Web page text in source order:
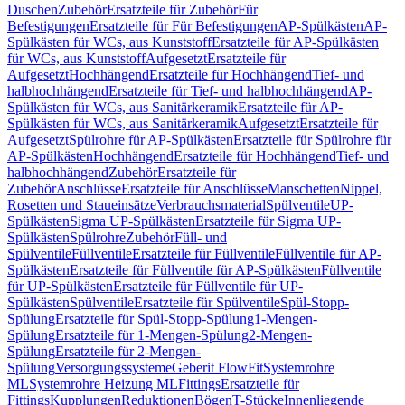
DuschenZubehörErsatzteile für ZubehörFür
BefestigungenErsatzteile für Für BefestigungenAP-SpülkästenAP-
Spülkästen für WCs, aus KunststoffErsatzteile für AP-Spülkästen
für WCs, aus KunststoffAufgesetztErsatzteile für
AufgesetztHochhängendErsatzteile für HochhängendTief- und
halbhochhängendErsatzteile für Tief- und halbhochhängendAP-
Spülkästen für WCs, aus SanitärkeramikErsatzteile für AP-
Spülkästen für WCs, aus SanitärkeramikAufgesetztErsatzteile für
AufgesetztSpülrohre für AP-SpülkästenErsatzteile für Spülrohre für
AP-SpülkästenHochhängendErsatzteile für HochhängendTief- und
halbhochhängendZubehörErsatzteile für
ZubehörAnschlüsseErsatzteile für AnschlüsseManschettenNippel,
Rosetten und StaueinsätzeVerbrauchsmaterialSpülventileUP-
SpülkästenSigma UP-SpülkästenErsatzteile für Sigma UP-
SpülkästenSpülrohreZubehörFüll- und
SpülventileFüllventileErsatzteile für FüllventileFüllventile für AP-
SpülkästenErsatzteile für Füllventile für AP-SpülkästenFüllventile
für UP-SpülkästenErsatzteile für Füllventile für UP-
SpülkästenSpülventileErsatzteile für SpülventileSpül-Stopp-
SpülungErsatzteile für Spül-Stopp-Spülung1-Mengen-
SpülungErsatzteile für 1-Mengen-Spülung2-Mengen-
SpülungErsatzteile für 2-Mengen-
SpülungVersorgungssystemeGeberit FlowFitSystemrohre
MLSystemrohre Heizung MLFittingsErsatzteile für
FittingsKupplungenReduktionenBögenT-StückeInnenliegende